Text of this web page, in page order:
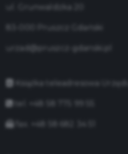
urzad@pruszcz-gdanski.pl
Książka teleadresowa Urzędu